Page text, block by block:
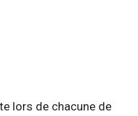
lors de chacune de